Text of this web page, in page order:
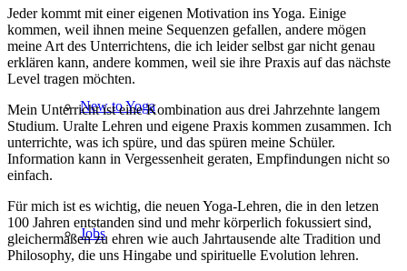
New to Yoga
Jobs
Jeder kommt mit einer eigenen Motivation ins Yoga. Einige
kommen, weil ihnen meine Sequenzen gefallen, andere mögen
meine Art des Unterrichtens, die ich leider selbst gar nicht genau
erklären kann, andere kommen, weil sie ihre Praxis auf das nächste
Level tragen möchten.
Mein Unterricht ist eine Kombination aus drei Jahrzehnte langem
Studium. Uralte Lehren und eigene Praxis kommen zusammen. Ich
unterrichte, was ich spüre, und das spüren meine Schüler.
Information kann in Vergessenheit geraten, Empfindungen nicht so
einfach.
Für mich ist es wichtig, die neuen Yoga-Lehren, die in den letzen
100 Jahren entstanden sind und mehr körperlich fokussiert sind,
gleichermaßen zu ehren wie auch Jahrtausende alte Tradition und
Philosophy, die uns Hingabe und spirituelle Evolution lehren.